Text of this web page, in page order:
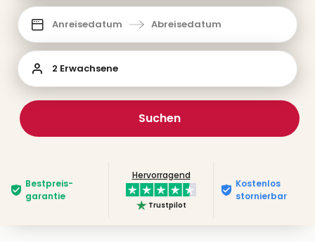
Anreisedatum Abreisedatum
2 Erwachsene
Suchen
Bestpreis­
garantie
Hervorragend
Trustpilot
Kostenlos
stornierbar